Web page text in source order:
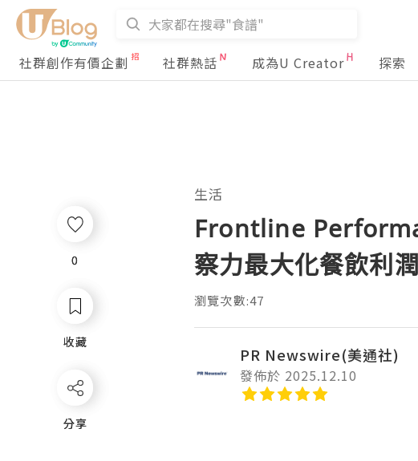
社群創作有價企劃
社群熱話 成為U Creator 探索
0
收藏
分享
生活
Frontline
察力最大化餐飲利潤
瀏覽次數:47
PR Newswire(美通社)
發佈於 2025.12.10
0
收藏
分享